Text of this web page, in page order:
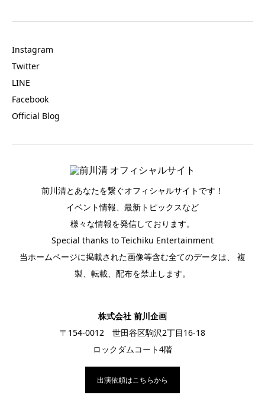
Instagram
Twitter
LINE
Facebook
Official Blog
前川清とあなたを繋ぐオフィシャルサイトです！
イベント情報、最新トピックスなど
様々な情報を発信しております。
Special thanks to Teichiku Entertainment
当ホームページに掲載された画像等含む全てのデータは、 複
製、転載、配布を禁止します。
株式会社 前川企画
〒154-0012 世田谷区駒沢2丁目16-18
ロックダムコート4階
出演依頼はこちらから